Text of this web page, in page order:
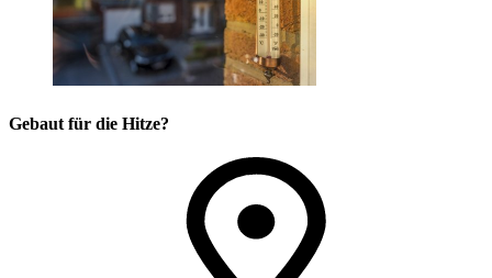
Gebaut für die Hitze?